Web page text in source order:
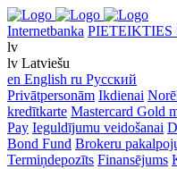
Internetbanka
lv
lv Latviešu
en English ru Русский
Privātpersonām Ikdienai
kredītkarte Mastercard Gold
Pay Ieguldījumu veidošanai
Bond Fund Brokeru
Termiņdepozīts Finansējums